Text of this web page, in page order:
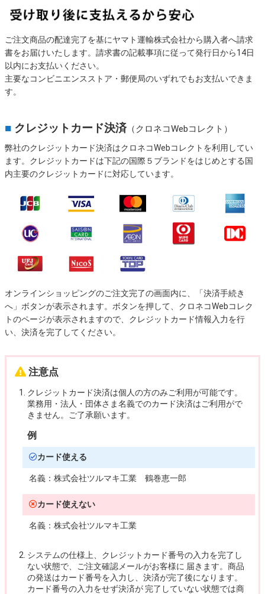
ご注文商品の配達完了を基にヤマト運輸株式会社から購入者へ請求
書をお届けいたします。請求書の記載事項に従って発行日から14日
以内にお支払いください。
主要なコンビニエンスストア・郵便局のいずれでもお支払いできま
す。
■ クレジットカード決済 （クロネコWebコレクト）
弊社のクレジットカード決済はクロネコWebコレクトを利用してい
ます。クレジットカードは下記の国際５ブランドをはじめとする国
内主要のクレジットカードに対応しています。
オンラインショッピングのご注文完了の画面内に、「決済手続き
へ」ボタンが表示されます。ボタンを押して、クロネコWebコレク
トのページが表示されますので、クレジットカード情報入力を行
い、決済を完了してください。
注意点
クレジットカード決済は個人の方のみご利用が可能です。
業務用・法人・団体さま名義でのカード決済はご利用がで
きません。ご了承願います。
例
カード使える
名義：株式会社ツルマキ工業 鶴巻恵一郎
カード使えない
名義：株式会社ツルマキ工業
システムの仕様上、クレジットカード番号の入力を完了し
ない状態で、ご注文確認メールがお客様に 届きます。商品
の発送はカード番号を入力し、決済が完了後になります。
カード番号の入力をせず決済が 完了していない状態では商